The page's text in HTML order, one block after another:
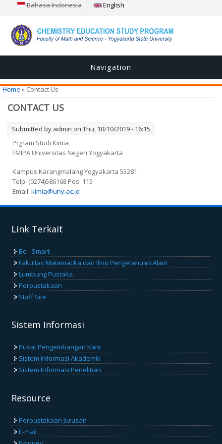
Bahasa Indonesia English
Navigation
You are here
Home» Contact Us
CONTACT US
Submitted by admin on Thu, 10/10/2019 - 16:15
Prgram Studi Kimia
FMIPA Universitas Negeri Yogyakarta
Kampus Karangmalang Yogyakarta 55281
Telp. (0274)586168 Pes. 115
Email: kimia@uny.ac.id
Link Terkait
Be - Smart
Fakultas Matematika dan Ilmu Pengetahuan Alam
Lumbung Pustaka
Perpustakaan
Staff Site
Sistem Informasi
Pusat Pengembangan Karir
Sistem Informasi Akademik
Sistem Informasi Penelitian
Resource
Perpustakaan Jurusan
E-mail